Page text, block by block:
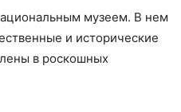
музеем. В нем
и исторические
в роскошных